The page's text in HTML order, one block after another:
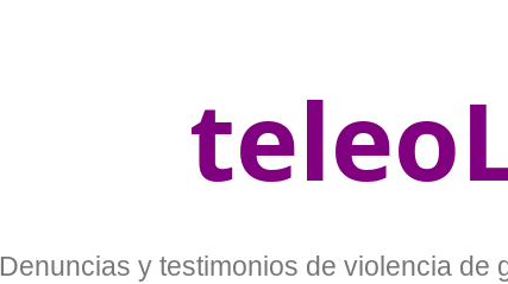
Denuncias y testimonios de violencia de